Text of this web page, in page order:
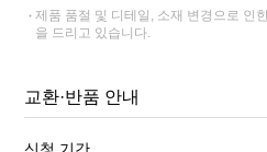
제품 품절 및 디테일, 소재 변경으로 인
을 드리고 있습니다.
교환·반품 안내